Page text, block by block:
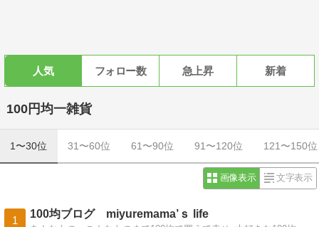
人気 フォロー数 急上昇 新着
100円均一雑貨
1〜30位 31〜60位 61〜90位 91〜120位 121〜150位
画像表示 文字表示
1
100均ブログ miyuremama’ｓ life